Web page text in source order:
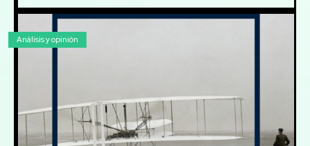
Análisis y opinión